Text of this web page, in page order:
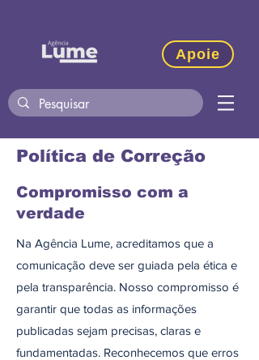
Apoie
Política de Correção
Compromisso com a
verdade
Na Agência Lume, acreditamos que a
comunicação deve ser guiada pela ética e
pela transparência. Nosso compromisso é
garantir que todas as informações
publicadas sejam precisas, claras e
fundamentadas. Reconhecemos que erros